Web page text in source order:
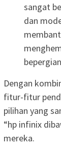
sangat
dan
Dengan
fitur-fitur
pilihan yang
“hp infinix
mereka.